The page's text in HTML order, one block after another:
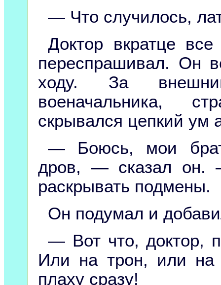
— Что случилось,
Доктор вкратце
переспрашивал. Он
ходу. За
военачальника,
скрывался цепкий ум
— Боюсь, мои
дров, — сказал он.
раскрывать подмены.
Он подумал и
— Вот что, доктор,
Или на трон, или
плаху сразу!